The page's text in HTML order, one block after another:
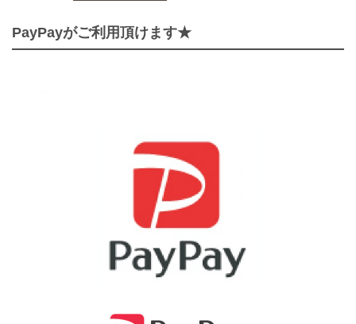
PayPayがご利用頂けます★